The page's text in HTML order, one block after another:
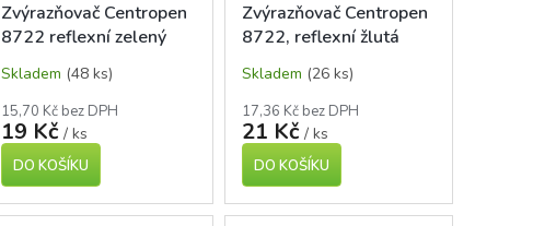
Zvýrazňovač Centropen
8722 reflexní zelený
Skladem (48 ks)
15,70 Kč bez DPH
19 Kč / ks
DO KOŠÍKU
Zvýrazňovač Centropen
8722, reflexní žlutá
Skladem (26 ks)
17,36 Kč bez DPH
21 Kč / ks
DO KOŠÍKU